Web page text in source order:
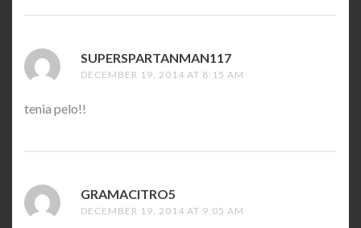
SUPERSPARTANMAN117
DECEMBER 19, 2014 AT 8:15 AM
tenia pelo!!
GRAMACITRO5
DECEMBER 19, 2014 AT 9:05 AM